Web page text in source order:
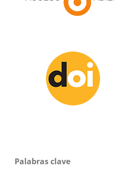
Palabras clave